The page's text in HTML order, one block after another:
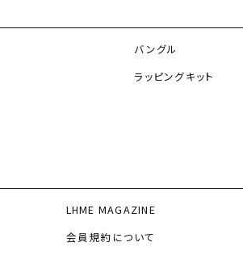
バングル
ラッピングキット
LHME MAGAZINE
会員規約について